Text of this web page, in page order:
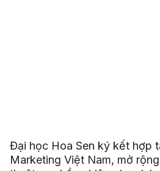
Đại học Hoa Sen ký kết hợp
Marketing Việt Nam, mở